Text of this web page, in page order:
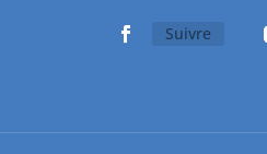
Suivre